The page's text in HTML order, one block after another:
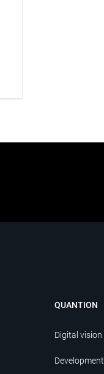
QUANTION
Digital vision
Development